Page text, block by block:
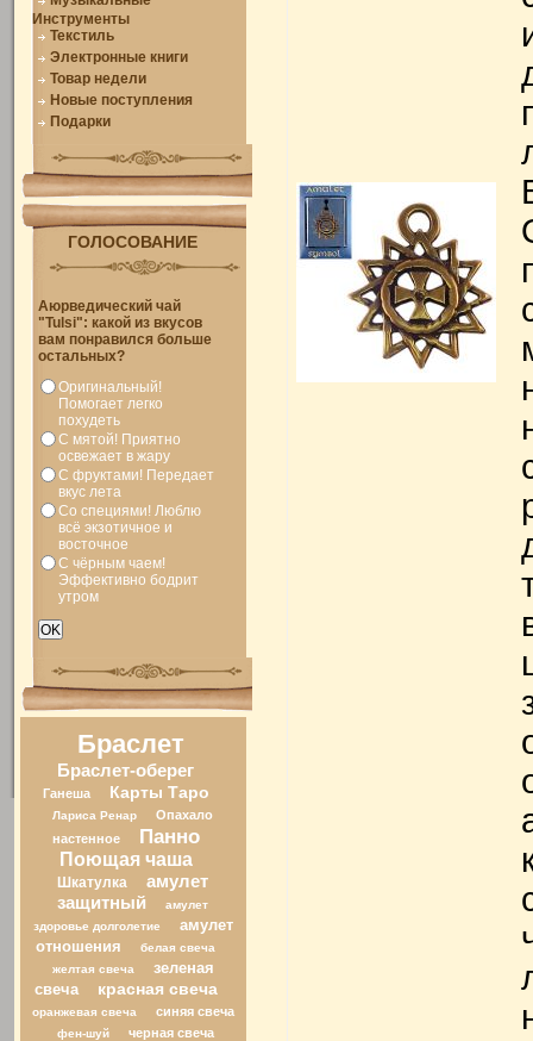
Инструменты
Текстиль
Электронные книги
Товар недели
Новые поступления
Подарки
ГОЛОСОВАНИЕ
Аюрведический чай
"Tulsi": какой из вкусов
вам понравился больше
остальных?
Оригинальный!
Помогает легко
похудеть
С мятой! Приятно
освежает в жару
С фруктами! Передает
вкус лета
Со специями! Люблю
всё экзотичное и
восточное
С чёрным чаем!
Эффективно бодрит
утром
Браслет
Браслет-оберег
Ганеша Карты Таро
Лариса Ренар
Опахало
настенное
Панно
Поющая чаша
Шкатулка
амулет
защитный
амулет
здоровье долголетие
амулет
отношения
белая свеча
желтая свеча
зеленая
свеча
красная свеча
оранжевая свеча синяя свеча
фен-шуй черная свеча